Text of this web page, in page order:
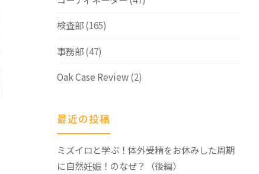
検査部(165)
事務部(47)
Oak Case Review(2)
最近の投稿
ミズイロと学ぶ！体外受精をお休みした周期
に自然妊娠！のなぜ？（後編）